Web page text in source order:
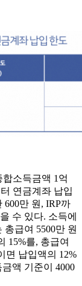
소득금액 1억
연금계좌 납입
만 원, IRP까
수 있다. 소득에
급여 5500만 원
15%를, 총급여
면 납입액의 12%
액 기준이 4000